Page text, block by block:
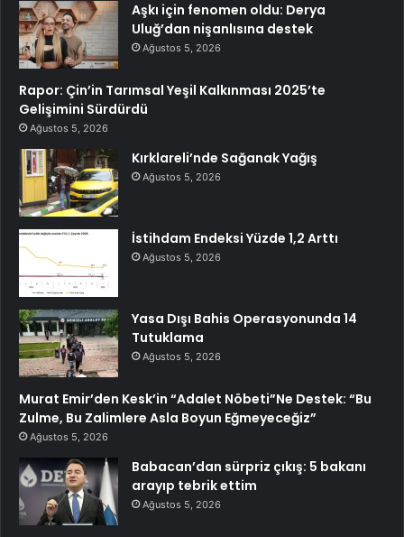
Aşkı için fenomen oldu: Derya
Uluğ’dan nişanlısına destek
Ağustos 5, 2026
Rapor: Çin’in Tarımsal Yeşil Kalkınması 2025’te
Gelişimini Sürdürdü
Ağustos 5, 2026
Kırklareli’nde Sağanak Yağış
Ağustos 5, 2026
İstihdam Endeksi Yüzde 1,2 Arttı
Ağustos 5, 2026
Yasa Dışı Bahis Operasyonunda 14
Tutuklama
Ağustos 5, 2026
Murat Emir’den Kesk’in “Adalet Nöbeti”Ne Destek: “Bu
Zulme, Bu Zalimlere Asla Boyun Eğmeyeceğiz”
Ağustos 5, 2026
Babacan’dan sürpriz çıkış: 5 bakanı
arayıp tebrik ettim
Ağustos 5, 2026